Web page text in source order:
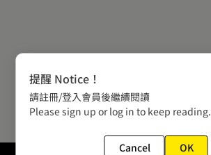
提醒 Notice！
請註冊/登入會員後繼續閱讀
Please sign up or log in to keep reading.
Cancel OK